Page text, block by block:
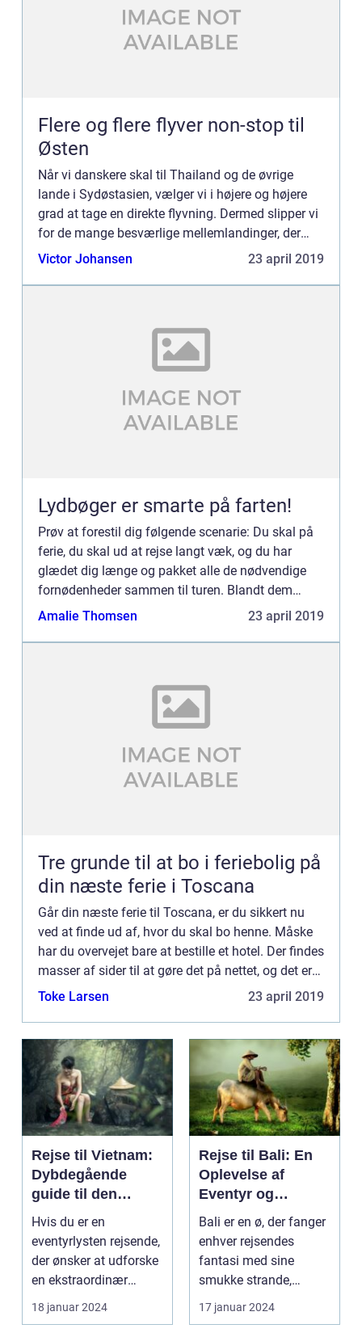
Flere og flere flyver non-stop til
Østen
Når vi danskere skal til Thailand og de øvrige
lande i Sydøstasien, vælger vi i højere og højere
grad at tage en direkte flyvning. Dermed slipper vi
for de mange besværlige mellemlandinger, der
ellers har...
Victor Johansen 23 april 2019
Lydbøger er smarte på farten!
Prøv at forestil dig følgende scenarie: Du skal på
ferie, du skal ud at rejse langt væk, og du har
glædet dig længe og pakket alle de nødvendige
fornødenheder sammen til turen. Blandt dem
finder du ...
Amalie Thomsen 23 april 2019
Tre grunde til at bo i feriebolig på
din næste ferie i Toscana
Går din næste ferie til Toscana, er du sikkert nu
ved at finde ud af, hvor du skal bo henne. Måske
har du overvejet bare at bestille et hotel. Der findes
masser af sider til at gøre det på nettet, og det er
hurtigt og n...
Toke Larsen 23 april 2019
Rejse til Vietnam:
Dybdegående
guide til den
eventyrlystne
rejsende
Hvis du er en
eventyrlysten rejsende,
der ønsker at udforske
en ekstraordinær
destination med en
rig...
18 januar 2024
Rejse til Bali: En
Oplevelse af
Eventyr og
Skønhed
Bali er en ø, der fanger
enhver rejsendes
fantasi med sine
smukke strande,
frodige rismarker og en
u...
17 januar 2024